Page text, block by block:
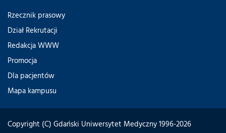
Rzecznik prasowy
Dział Rekrutacji
Redakcja WWW
Promocja
Dla pacjentów
Mapa kampusu
Copyright (C) Gdański Uniwersytet Medyczny 1996-2026